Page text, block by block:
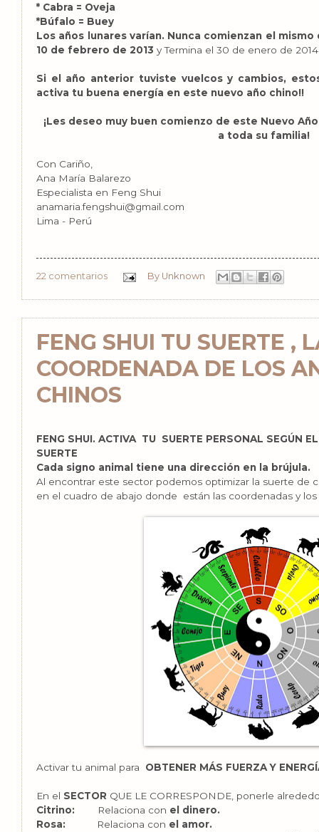
* Cabra = Oveja
*Búfalo = Buey
Los años lunares varían. Nunca comienzan el mismo
10 de febrero de 2013 y Termina el 30 de enero de
Si el año anterior tuviste vuelcos y cambios,
activa tu buena energía en este nuevo año chino!!
¡Les deseo muy buen comienzo de este Nuevo
a toda su familia!
Con Cariño,
Ana María Balarezo
Especialista en Feng Shui
anamaria.fengshui@gmail.com
Lima - Perú
22 comentarios By Unknown
FENG SHUI TU SUERTE ,
COORDENADA DE LOS
CHINOS
FENG SHUI. ACTIVA TU SUERTE PERSONAL SEGÚN
SUERTE
Cada signo animal tiene una dirección en la brújula.
Al encontrar este sector podemos optimizar la suerte de
en el cuadro de abajo donde están las coordenadas y
Activar tu animal para OBTENER MÁS FUERZA Y
En el SECTOR QUE LE CORRESPONDE, ponerle
Citrino:
Relaciona con el dinero.
Rosa:
Relaciona con el amor.